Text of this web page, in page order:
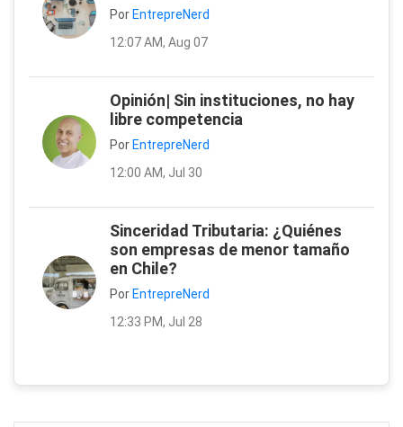
Por EntrepreNerd
12:07 AM, Aug 07
Opinión| Sin instituciones, no hay
libre competencia
Por EntrepreNerd
12:00 AM, Jul 30
Sinceridad Tributaria: ¿Quiénes
son empresas de menor tamaño
en Chile?
Por EntrepreNerd
12:33 PM, Jul 28